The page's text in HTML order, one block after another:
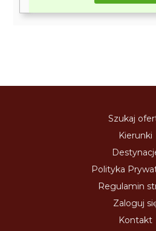
Szukaj
Kierunki
Polityka
Regulamin
Zaloguj
Kontakt